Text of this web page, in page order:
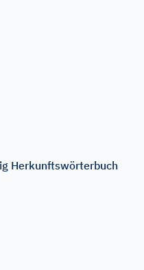
Herkunftswörterbuch